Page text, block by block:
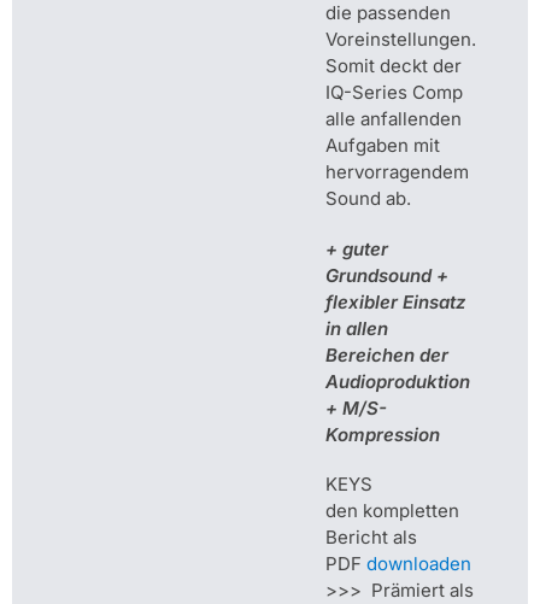
die passenden
Voreinstellungen.
Somit deckt der
IQ-Series Comp
alle anfallenden
Aufgaben mit
hervorragendem
Sound ab.
+ guter
Grundsound +
flexibler Einsatz
in allen
Bereichen der
Audioproduktion
+ M/S-
Kompression
KEYS
den kompletten
Bericht als
PDF downloaden
>>> Prämiert als